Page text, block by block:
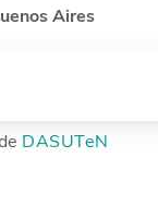
Aires
DASUTeN